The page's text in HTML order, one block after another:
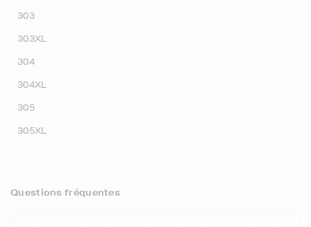
303
303XL
304
304XL
305
305XL
Questions fréquentes